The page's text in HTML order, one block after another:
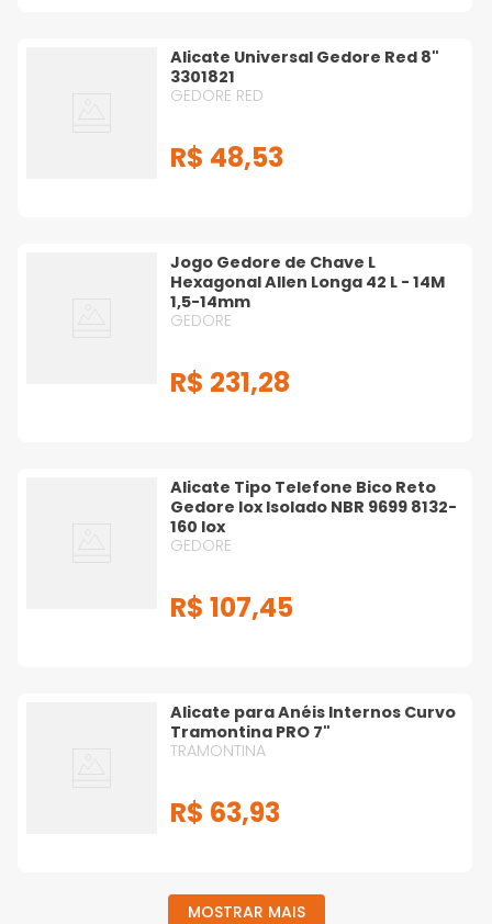
Alicate Universal Gedore Red 8"
3301821
GEDORE RED
R$ 48,53
Jogo Gedore de Chave L
Hexagonal Allen Longa 42 L - 14M
1,5-14mm
GEDORE
R$ 231,28
Alicate Tipo Telefone Bico Reto
Gedore Iox Isolado NBR 9699 8132-
160 Iox
GEDORE
R$ 107,45
Alicate para Anéis Internos Curvo
Tramontina PRO 7"
TRAMONTINA
R$ 63,93
MOSTRAR MAIS